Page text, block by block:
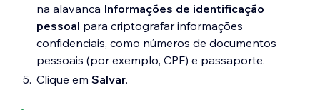
na alavanca Informações de identificação
pessoal para criptografar informações
confidenciais, como números de documentos
pessoais (por exemplo, CPF) e passaporte.
Clique em Salvar.